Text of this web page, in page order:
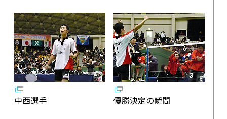
中西選手 優勝決定の瞬間